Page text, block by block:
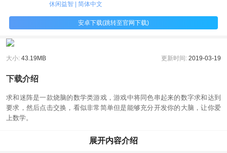
休闲益智 | 简体中文
安卓下载(跳转至官网下载)
大小: 43.19MB 更新时间: 2019-03-19
下载介绍
求和迷阵是一款烧脑的数学类游戏，游戏中将同色串起来的数字求和达到
要求，然后点击交换，看似非常简单但是能够充分开发你的大脑，让你爱
上数学。
-轻巧解谜：随时随地，开始解谜。展开内容介绍